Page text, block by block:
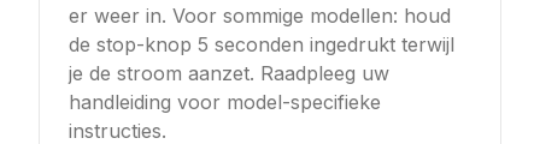
er weer in. Voor sommige modellen: houd
de stop-knop 5 seconden ingedrukt terwijl
je de stroom aanzet. Raadpleeg uw
handleiding voor model-specifieke
instructies.